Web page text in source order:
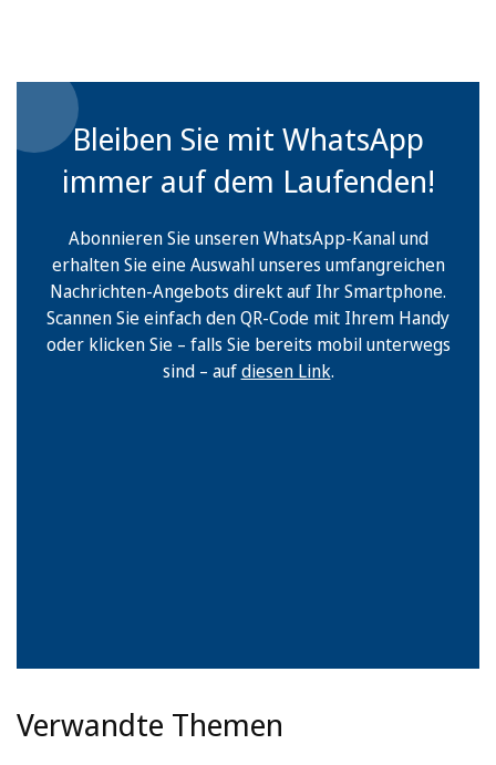
Bleiben Sie mit WhatsApp
immer auf dem Laufenden!
Abonnieren Sie unseren WhatsApp-Kanal und
erhalten Sie eine Auswahl unseres umfangreichen
Nachrichten-Angebots direkt auf Ihr Smartphone.
Scannen Sie einfach den QR-Code mit Ihrem Handy
oder klicken Sie – falls Sie bereits mobil unterwegs
sind – aufdiesen Link.
Verwandte Themen